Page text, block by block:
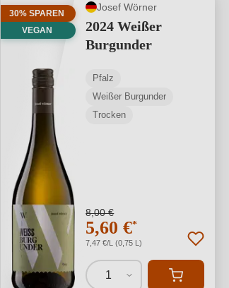
5 von 5 Sternen
30% SPAREN
VEGAN
Josef Wörner
2024 Weißer
Burgunder
Pfalz
Weißer Burgunder
Trocken
8,00 €
5,60 €*
7,47 €/L (0,75 L)
1